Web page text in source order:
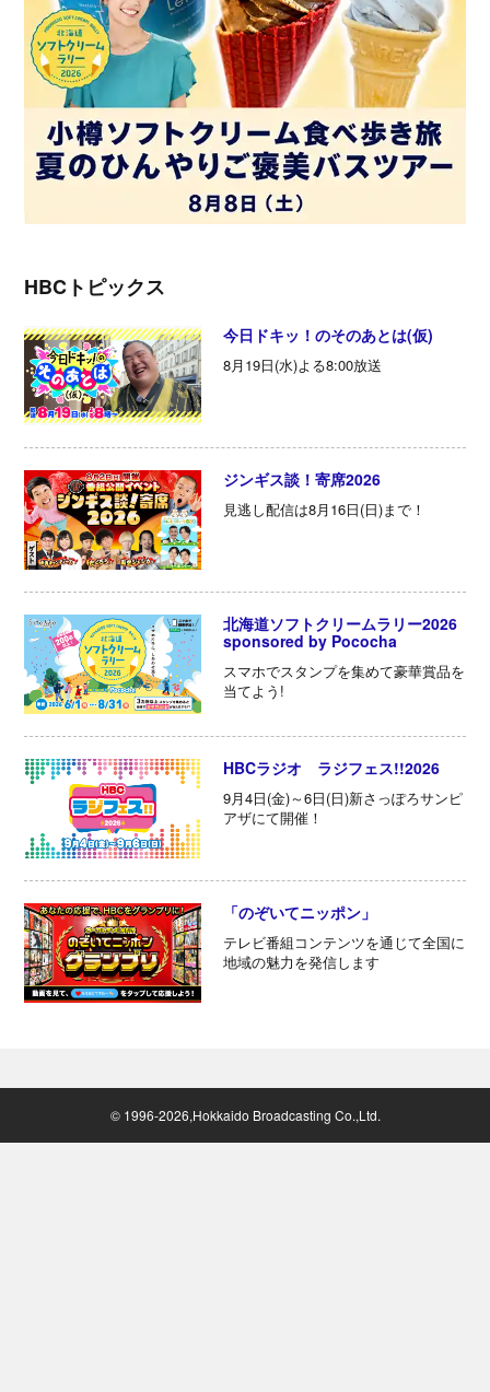
HBCトピックス
今日ドキッ！のそのあとは(仮)
8月19日(水)よる8:00放送
ジンギス談！寄席2026
見逃し配信は8月16日(日)まで！
北海道ソフトクリームラリー2026
sponsored by Pococha
スマホでスタンプを集めて豪華賞品を
当てよう!
HBCラジオ ラジフェス!!2026
9月4日(金)～6日(日)新さっぽろサンピ
アザにて開催！
「のぞいてニッポン」
テレビ番組コンテンツを通じて全国に
地域の魅力を発信します
© 1996-2026,Hokkaido Broadcasting Co.,Ltd.